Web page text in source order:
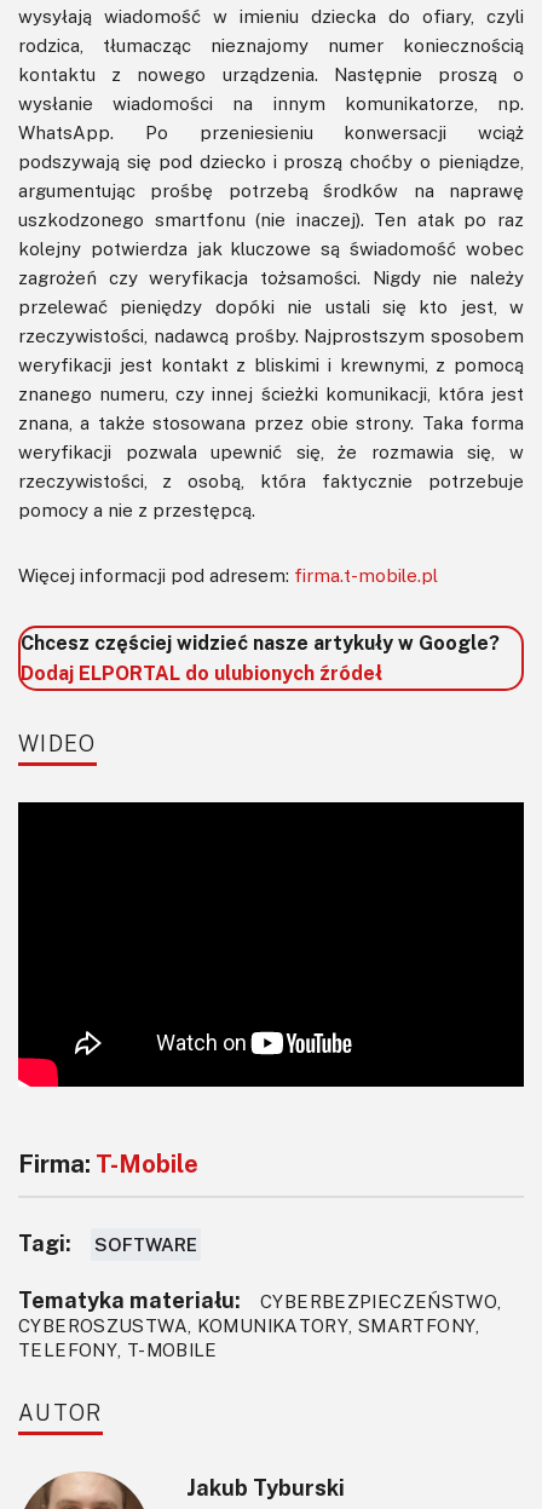
wysyłają wiadomość w imieniu dziecka do ofiary, czyli
rodzica, tłumacząc nieznajomy numer koniecznością
kontaktu z nowego urządzenia. Następnie proszą o
wysłanie wiadomości na innym komunikatorze, np.
WhatsApp. Po przeniesieniu konwersacji wciąż
podszywają się pod dziecko i proszą choćby o pieniądze,
argumentując prośbę potrzebą środków na naprawę
uszkodzonego smartfonu (nie inaczej). Ten atak po raz
kolejny potwierdza jak kluczowe są świadomość wobec
zagrożeń czy weryfikacja tożsamości. Nigdy nie należy
przelewać pieniędzy dopóki nie ustali się kto jest, w
rzeczywistości, nadawcą prośby. Najprostszym sposobem
weryfikacji jest kontakt z bliskimi i krewnymi, z pomocą
znanego numeru, czy innej ścieżki komunikacji, która jest
znana, a także stosowana przez obie strony. Taka forma
weryfikacji pozwala upewnić się, że rozmawia się, w
rzeczywistości, z osobą, która faktycznie potrzebuje
pomocy a nie z przestępcą.
Więcej informacji pod adresem: firma.t-mobile.pl
Chcesz częściej widzieć nasze artykuły w Google?
Dodaj ELPORTAL do ulubionych źródeł
WIDEO
Firma: T-Mobile
Tagi: SOFTWARE
Tematyka materiału:
CYBERBEZPIECZEŃSTWO,
CYBEROSZUSTWA, KOMUNIKATORY, SMARTFONY,
TELEFONY, T-MOBILE
AUTOR
Jakub Tyburski